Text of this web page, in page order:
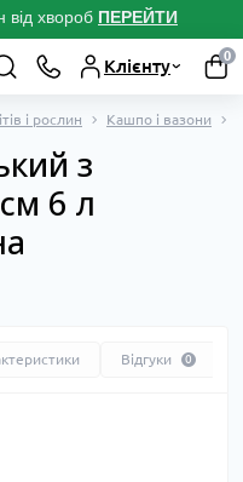
від хвороб ПЕРЕЙТИ
Клієнту
0
і рослин Кашпо і вазони
з
6 л
Відгуки 0